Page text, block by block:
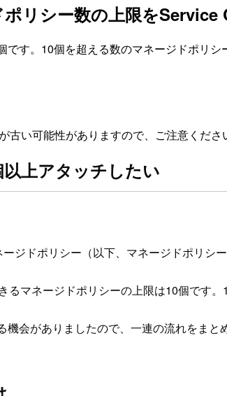
リシー数の上限を
す。10個を超える数のマネージドポリ
い可能性がありますので、ご注意くださ
上アタッチしたい
ジドポリシー（以下、マネージドポリシ
マネージドポリシーの上限は10個です
会がありましたので、一連の流れをまと